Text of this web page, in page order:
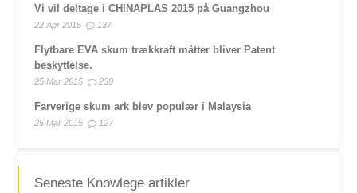
Vi vil deltage i CHINAPLAS 2015 på Guangzhou
22 Apr 2015 137
Flytbare EVA skum trækkraft måtter bliver Patent
beskyttelse.
25 Mar 2015 239
Farverige skum ark blev populær i Malaysia
25 Mar 2015 127
Seneste Knowlege artikler